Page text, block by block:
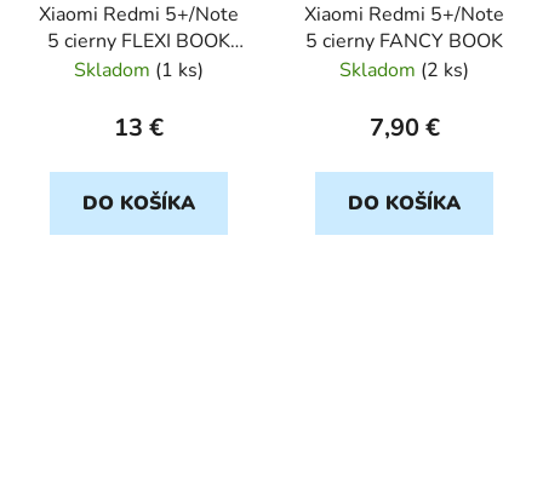
Xiaomi Redmi 5+/Note
5 cierny FLEXI BOOK
GLITER
Skladom (1 ks)
13 €
DO KOŠÍKA
Xiaomi Redmi 5+/Note
5 cierny FANCY BOOK
Skladom (2 ks)
7,90 €
DO KOŠÍKA